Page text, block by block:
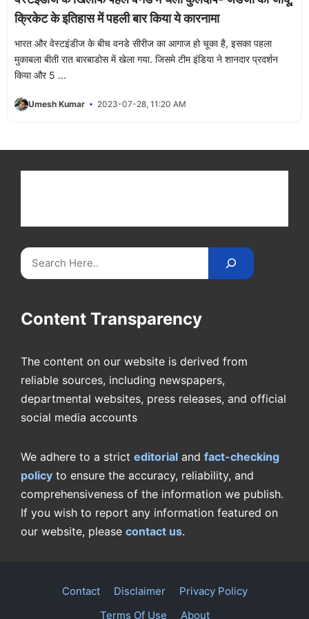
क्रिकेट के इतिहास में पहली बार किया ये कारनामा
भारत और वेस्टइंडीज के बीच वनडे सीरीज का आगाज हो चूका है, इसका पहला
मुकाबला बीती रात बारबाडोस में खेला गया. जिसमे टीम इंडिया ने शानदार प्रदर्शन
किया और 5 ...
Umesh Kumar 2023-07-28, 11:20 AM
Search
Content Transparency
The content on our website is derived from
reliable sources, including newspapers,
departmental websites, press releases, and official
social media accounts
We adhere to a strict editorial and fact-checking
policy to ensure the accuracy, reliability, and
comprehensiveness of the information we publish.
If you wish to report any information featured on
our website, please contact us.
Contact Disclaimer
Privacy Policy
Terms Of Use
About